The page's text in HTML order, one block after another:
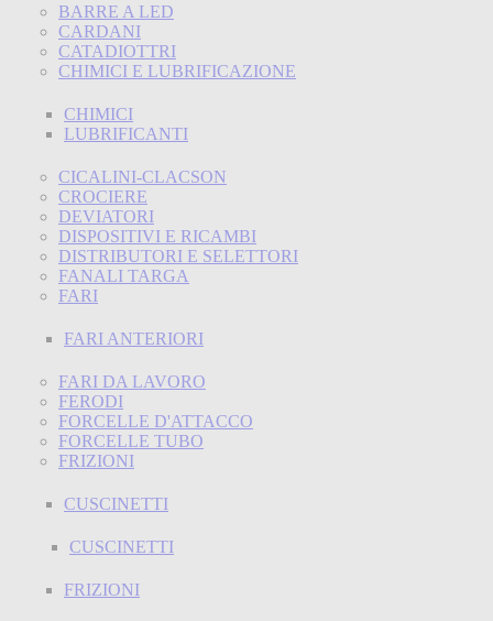
BARRE A LED
CARDANI
CATADIOTTRI
CHIMICI E LUBRIFICAZIONE
CHIMICI
LUBRIFICANTI
CICALINI-CLACSON
CROCIERE
DEVIATORI
DISPOSITIVI E RICAMBI
DISTRIBUTORI E SELETTORI
FANALI TARGA
FARI
FARI ANTERIORI
FARI DA LAVORO
FERODI
FORCELLE D'ATTACCO
FORCELLE TUBO
FRIZIONI
CUSCINETTI
CUSCINETTI
FRIZIONI